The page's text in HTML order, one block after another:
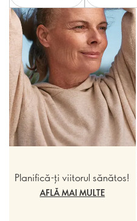
Planifică-ți viitorul sănătos!
AFLĂ MAI MULTE